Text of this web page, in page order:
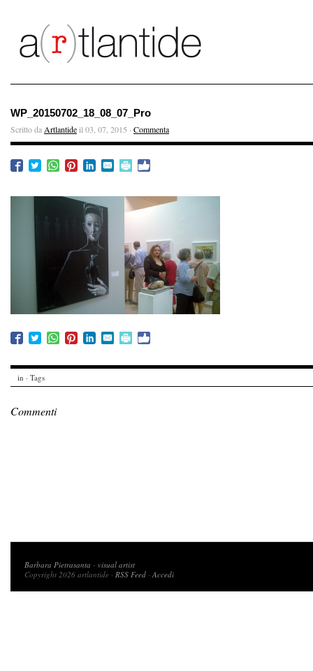
WP_20150702_18_08_07_Pro
Scritto da Artlantideil 03, 07, 2015 · Commenta
in · Tags
Commenti
Barbara Pietrasanta - visual artist
Copyright 2026 artlantide · RSS Feed ·Accedi